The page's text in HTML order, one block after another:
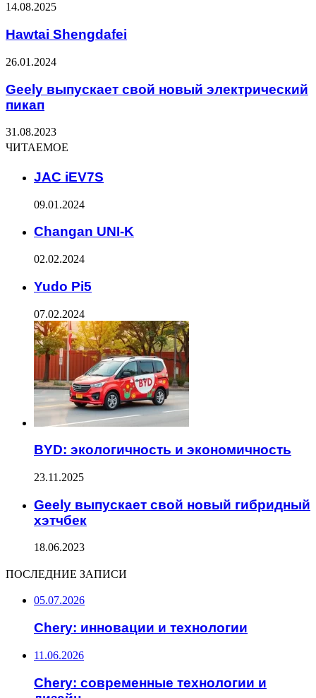
14.08.2025
Hawtai Shengdafei
26.01.2024
Geely выпускает свой новый электрический
пикап
31.08.2023
ЧИТАЕМОЕ
JAC iEV7S
09.01.2024
Changan UNI-K
02.02.2024
Yudo Pi5
07.02.2024
BYD: экологичность и экономичность
23.11.2025
Geely выпускает свой новый гибридный
хэтчбек
18.06.2023
ПОСЛЕДНИЕ ЗАПИСИ
05.07.2026
Chery: инновации и технологии
11.06.2026
Chery: современные технологии и